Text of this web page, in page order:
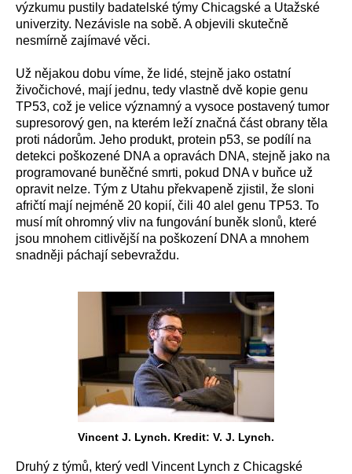
výzkumu pustily badatelské týmy Chicagské a Utažské
univerzity. Nezávisle na sobě. A objevili skutečně
nesmírně zajímavé věci.
Už nějakou dobu víme, že lidé, stejně jako ostatní
živočichové, mají jednu, tedy vlastně dvě kopie genu
TP53, což je velice významný a vysoce postavený tumor
supresorový gen, na kterém leží značná část obrany těla
proti nádorům. Jeho produkt, protein p53, se podílí na
detekci poškozené DNA a opravách DNA, stejně jako na
programované buněčné smrti, pokud DNA v buňce už
opravit nelze. Tým z Utahu překvapeně zjistil, že sloni
afričtí mají nejméně 20 kopií, čili 40 alel genu TP53. To
musí mít ohromný vliv na fungování buněk slonů, které
jsou mnohem citlivější na poškození DNA a mnohem
snadněji páchají sebevraždu.
Vincent J. Lynch. Kredit: V. J. Lynch.
Druhý z týmů, který vedl Vincent Lynch z Chicagské